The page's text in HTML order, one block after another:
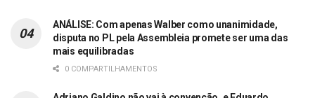
ANÁLISE: Com apenas Walber como unanimidade,
disputa no PL pela Assembleia promete ser uma das
mais equilibradas
0 COMPARTILHAMENTOS